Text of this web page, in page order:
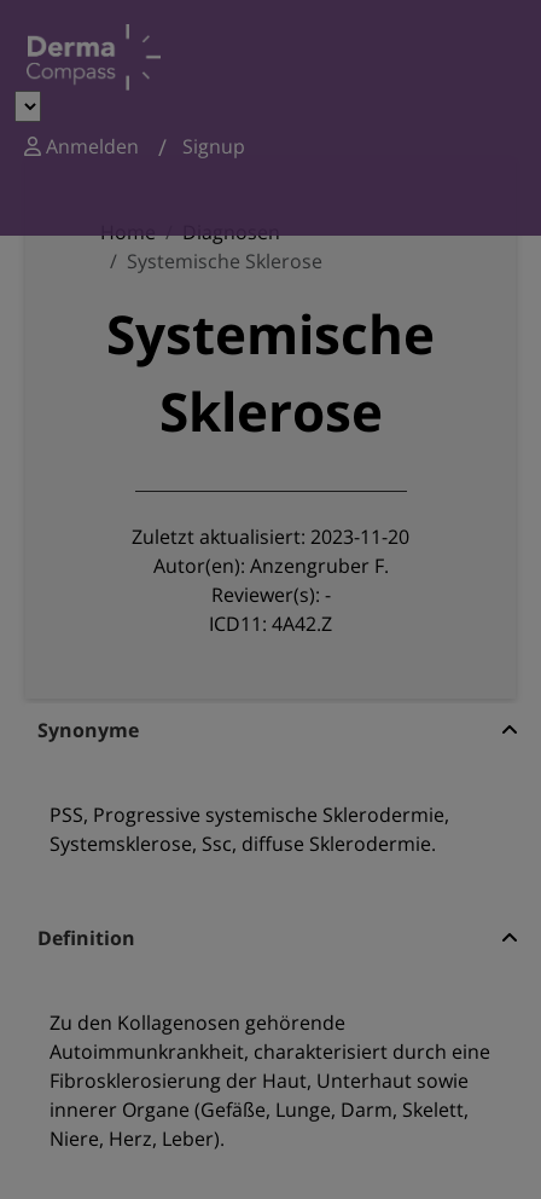
Anmelden Signup
Home
Diagnosen
Systemische Sklerose
Systemische
Sklerose
Zuletzt aktualisiert: 2023-11-20
Autor(en): Anzengruber F.
Reviewer(s): -
ICD11: 4A42.Z
Synonyme
PSS, Progressive systemische Sklerodermie,
Systemsklerose, Ssc, diffuse Sklerodermie.
Definition
Zu den Kollagenosen gehörende
Autoimmunkrankheit, charakterisiert durch eine
Fibrosklerosierung der Haut, Unterhaut sowie
innerer Organe (Gefäße, Lunge, Darm, Skelett,
Niere, Herz, Leber).